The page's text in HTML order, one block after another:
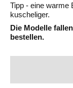
Tipp - eine warme
kuscheliger.
Die Modelle
bestellen.